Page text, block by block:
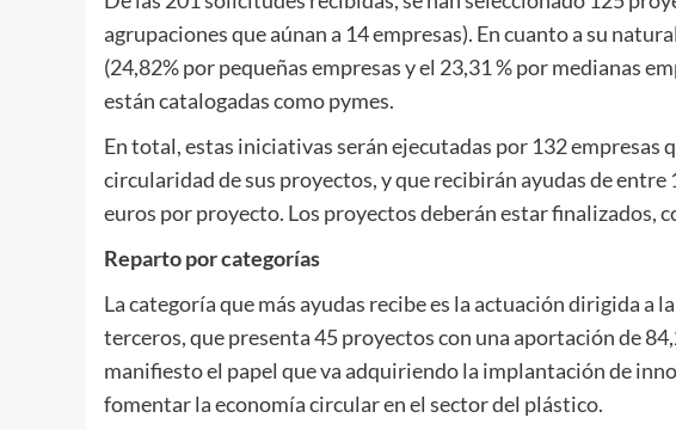
agrupaciones que aúnan a 14 empresas). En cuanto a su
(24,82% por pequeñas empresas y el 23,31 % por medianas
están catalogadas como pymes.
En total, estas iniciativas serán ejecutadas por 132 empresas
circularidad de sus proyectos, y que recibirán ayudas de entre
euros por proyecto. Los proyectos deberán estar finalizados,
Reparto por categorías
La categoría que más ayudas recibe es la actuación dirigida a
terceros, que presenta 45 proyectos con una aportación de
manifiesto el papel que va adquiriendo la implantación de
fomentar la economía circular en el sector del plástico.